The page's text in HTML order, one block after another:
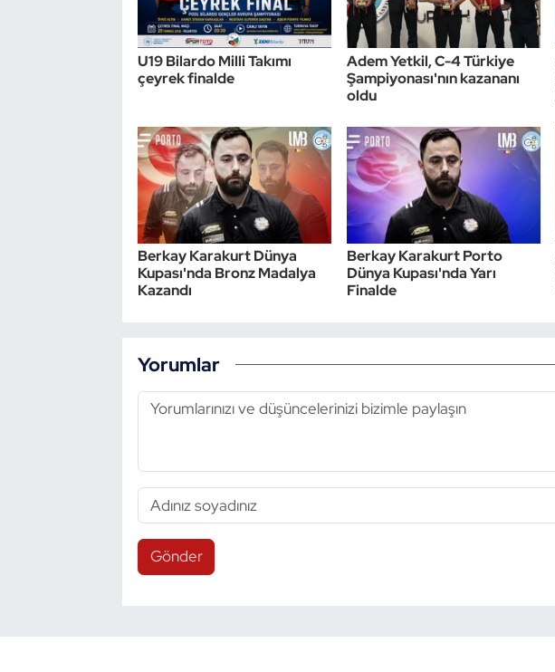
U19 Bilardo Milli Takımı
çeyrek finalde
Adem Yetkil, C-4 Türkiye
Şampiyonası'nın kazananı
oldu
Berkay Karakurt Dünya
Kupası'nda Bronz Madalya
Kazandı
Berkay Karakurt Porto
Dünya Kupası'nda Yarı
Finalde
Yorumlar
Gönder
Wushu Kungfu